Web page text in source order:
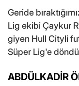
Geride
Lig ekibi Çaykur
giyen Hull Cityli
Süper Lig'e
ABDÜLKADİR